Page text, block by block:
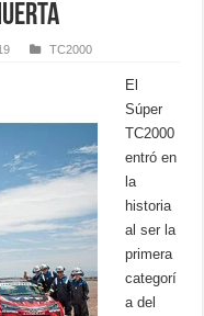
TC2000
El
Súper
TC2000
entró en
la
historia
al ser la
primera
categorí
a del